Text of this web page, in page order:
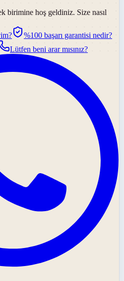
birimine hoş geldiniz. Size nasıl
%100 başarı garantisi nedir?
Lütfen beni arar mısınız?